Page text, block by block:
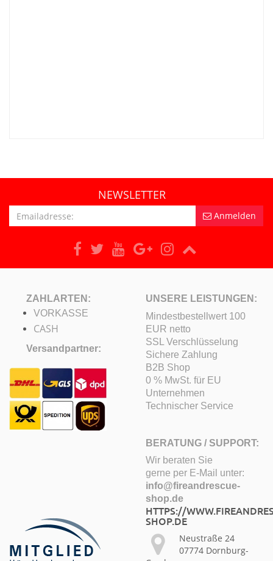
NEWSLETTER
Anmelden
ZAHLARTEN:
VORKASSE
CASH
Versandpartner:
UNSERE LEISTUNGEN:
Mindestbestellwert 100
EUR netto
SSL Verschlüsselung
Sichere Zahlung
B2B Shop
0 % MwSt. für EU
Unternehmen
Technischer Service
BERATUNG / SUPPORT:
Wir beraten Sie
gerne per E-Mail unter:
info@fireandrescue-
shop.de
HTTPS://
SHOP.DE
Neustraße 24
07774 Dornburg-